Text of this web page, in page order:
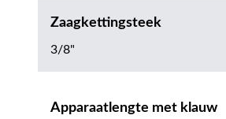
Zaagkettingsteek
3/8"
Apparaatlengte met klauw